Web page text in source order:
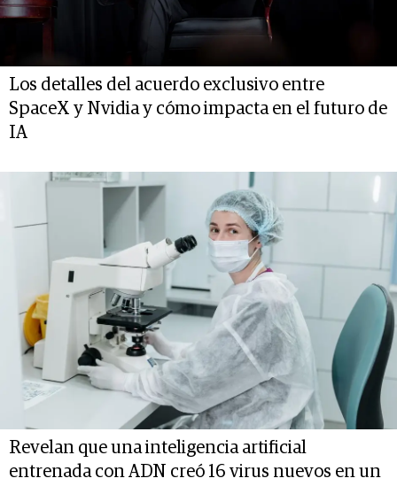
Los detalles del acuerdo exclusivo entre
SpaceX y Nvidia y cómo impacta en el futuro de
IA
Revelan que una inteligencia artificial
entrenada con ADN creó 16 virus nuevos en un